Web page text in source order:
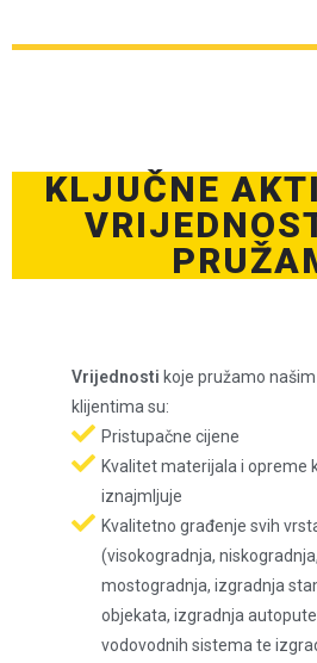
KLJUČNE
Vrijednosti koje pružamo
klijentima su:
Pristupačne cijene
Kvalitet materijala i opreme
iznajmljuje
Kvalitetno građenje svih
(visokogradnja,
mostogradnja, izgradnja
objekata, izgradnja
vodovodnih sistema te